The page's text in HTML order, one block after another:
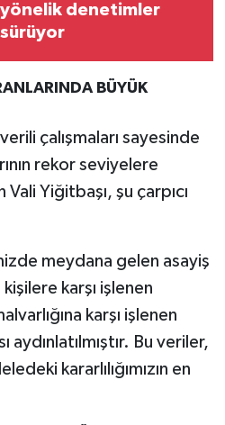
yönelik denetimler
sürüyor
BÜYÜK
çalışmaları sayesinde
rekor seviyelere
Yiğitbaşı, şu çarpıcı
meydana gelen asayiş
karşı işlenen
karşı işlenen
aydınlatılmıştır. Bu veriler,
kararlılığımızın en